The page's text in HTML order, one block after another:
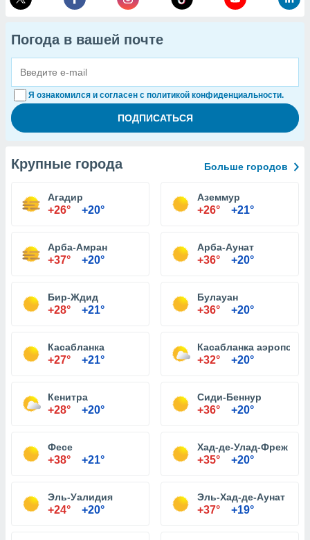
Погода в вашей почте
Я ознакомился и согласен с политикой конфиденциальности.
Крупные города Больше городов
Агадир
+26° +20°
Аземмур
+26° +21°
Арба-Амран
+37° +20°
Арба-Аунат
+36° +20°
Бир-Ждид
+28° +21°
Булауан
+36° +20°
Касабланка
+27° +21°
Касабланка аэропорт
+32° +20°
Кенитра
+28° +20°
Сиди-Беннур
+36° +20°
Фесе
+38° +21°
Хад-де-Улад-Фреж
+35° +20°
Эль-Уалидия
+24° +20°
Эль-Хад-де-Аунат
+37° +19°